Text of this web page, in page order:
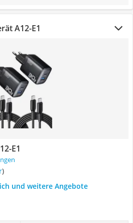
A12-E1
E1
)
und weitere Angebote